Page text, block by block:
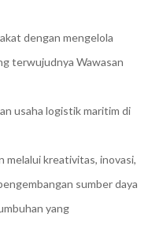
dengan mengelola
terwujudnya Wawasan
usaha logistik maritim di
melalui kreativitas, inovasi,
sumber daya
yang